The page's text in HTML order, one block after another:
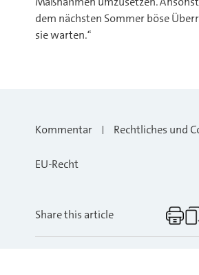
dem nächsten Sommer böse
sie warten.“
Kommentar Rechtliches und
EU-Recht
Share this article